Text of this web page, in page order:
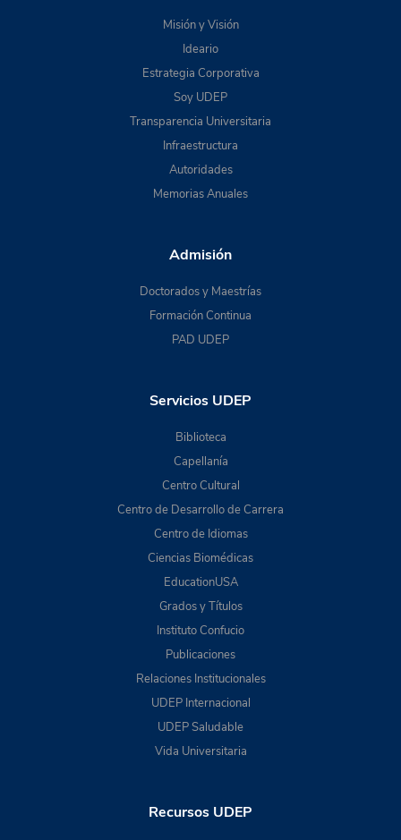
Misión y Visión
Ideario
Estrategia Corporativa
Soy UDEP
Transparencia Universitaria
Infraestructura
Autoridades
Memorias Anuales
Admisión
Doctorados y Maestrías
Formación Continua
PAD UDEP
Servicios UDEP
Biblioteca
Capellanía
Centro Cultural
Centro de Desarrollo de Carrera
Centro de Idiomas
Ciencias Biomédicas
EducationUSA
Grados y Títulos
Instituto Confucio
Publicaciones
Relaciones Institucionales
UDEP Internacional
UDEP Saludable
Vida Universitaria
Recursos UDEP